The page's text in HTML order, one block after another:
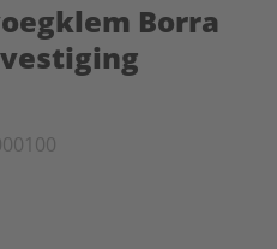
Borra